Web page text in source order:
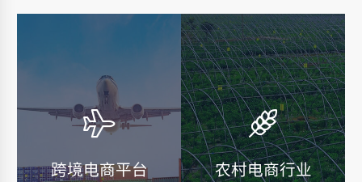
跨境电商平台 农村电商行业